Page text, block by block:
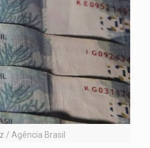
/ Agência Brasil